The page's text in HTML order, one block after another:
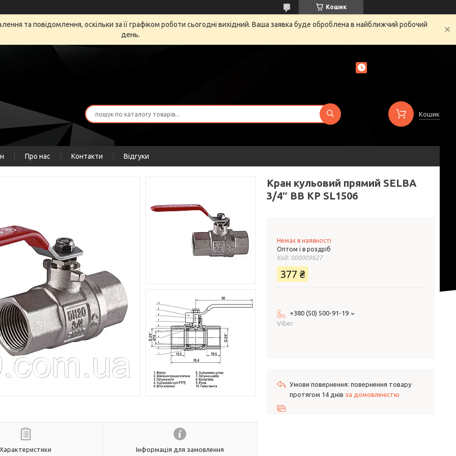
Кошик
та повідомлення, оскільки за її графіком роботи сьогодні вихідний. Ваша заявка буде оброблена в найближчий робочий
день.
Кошик
Про нас Контакти Відгуки
Характеристики Інформація для замовлення
Кран кульовий прямий SELBA
3/4″ ВВ КР SL1506
Немає в наявності
Оптом і в роздріб
Код: 000009627
377 ₴
+380 (50) 500-91-19
Viber
повернення товару
протягом 14 днів за домовленістю